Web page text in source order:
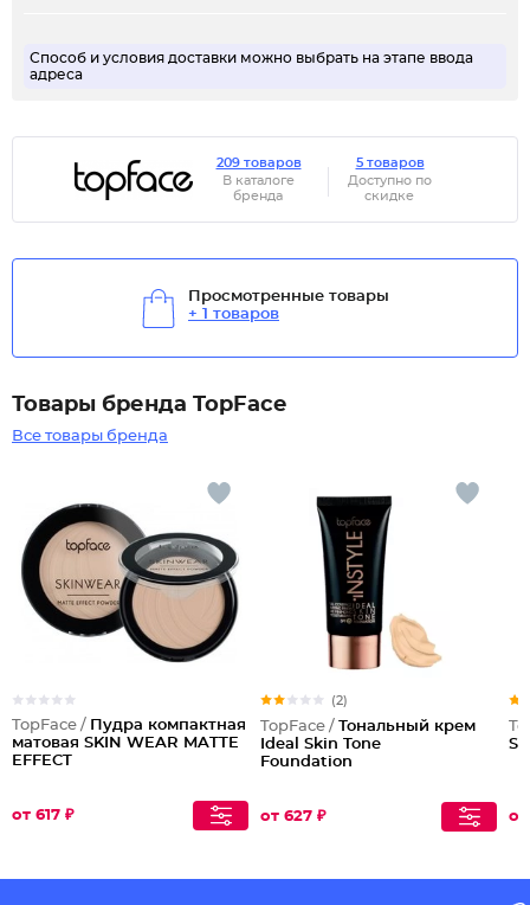
Способ и условия доставки можно выбрать на этапе ввода
адреса
209 товаров
В каталоге
бренда
5 товаров
Доступно по
скидке
Просмотренные товары
+ 1 товаров
Товары бренда TopFace
Все товары бренда
TopFace / Пудра компактная
матовая SKIN WEAR MATTE
EFFECT
от 617 ₽
(2)
TopFace / Тональный крем
Ideal Skin Tone
Foundation
от 627 ₽ от